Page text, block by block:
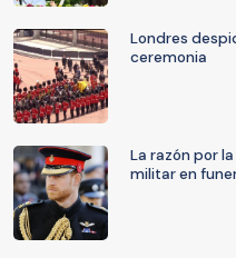
Londres
ceremonia
La razón por
militar en